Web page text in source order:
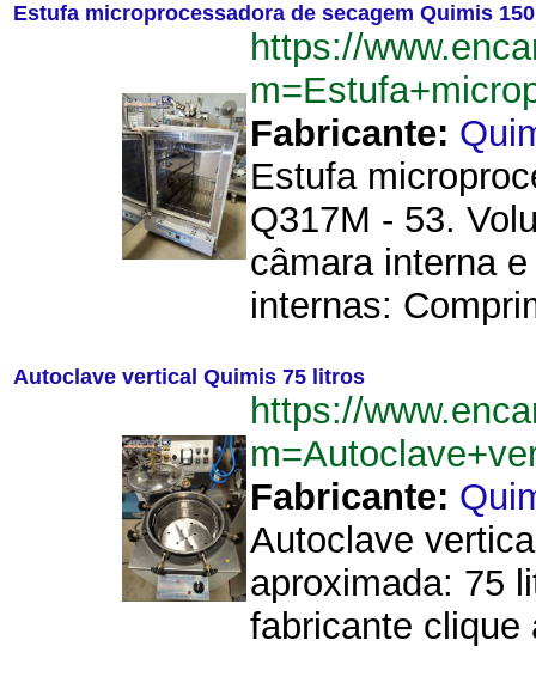
Estufa microprocessadora de secagem Quimis
https://
Fabricante:
Estufa
Q317M - 53.
câmara interna
internas:
Autoclave vertical Quimis 75 litros
https://
Fabricante:
Autoclave
aproximada: 75
fabricante clique